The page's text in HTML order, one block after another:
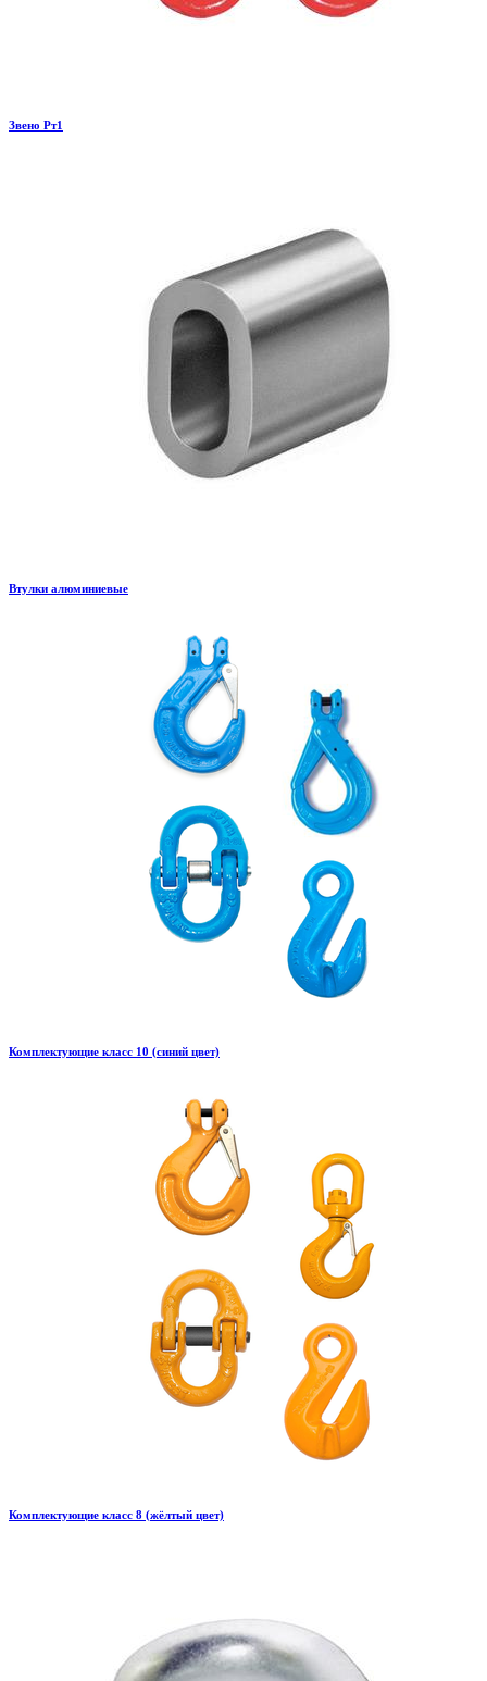
Звено Рт1
Втулки алюминиевые
Комплектующие класс 10 (синий цвет)
Комплектующие класс 8 (жёлтый цвет)